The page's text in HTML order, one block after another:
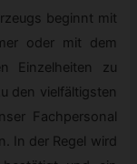
beginnt mit
oder mit dem
Einzelheiten zu
den vielfältigsten
Fachpersonal
In der Regel wird